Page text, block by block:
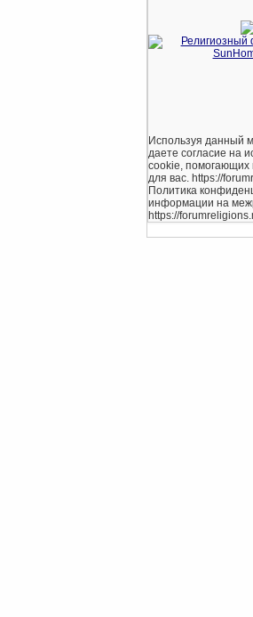
Используя данный
даете согласие на
cookie, помогающих
для вас. https://
Политика
информации на
https://